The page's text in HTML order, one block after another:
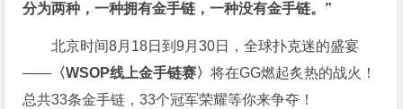
分为两种，一种拥有金手链，一种没有金手链。”
北京时间8月18日到9月30日，全球扑克迷的盛宴
—— 〈WSOP线上金手链赛〉将在GG燃起炙热的战火！
总共33条金手链，33个冠军荣耀等你来争夺！